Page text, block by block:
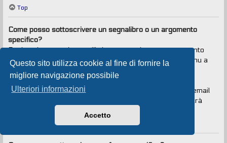
Questo sito utilizza cookie al fine di fornire la
migliore navigazione possibile
Ulteriori informazioni
Accetto
Top
Come posso sottoscrivere un segnalibro o un argomento
specifico?
Puoi aggiungere ai segnalibri o sottoscrivere un argomento
specifico cliccando sul collegamento appropriato nel menu a
tendina “Strumenti argomento”, situato vicino alla parte
superiore e inferiore di un argomento.
Rispondendo a un argomento con la voce “Avvisami via email
quando si risponde in questo argomento” selezionata, sarà
anche sottoscritto l’argomento.